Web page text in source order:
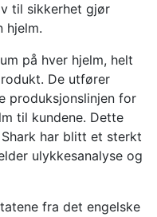
til sikkerhet gjør
hjelm.
på hver hjelm, helt
De utfører
produksjonslinjen for
til kundene. Dette
har blitt et sterkt
ulykkesanalyse og
fra det engelske